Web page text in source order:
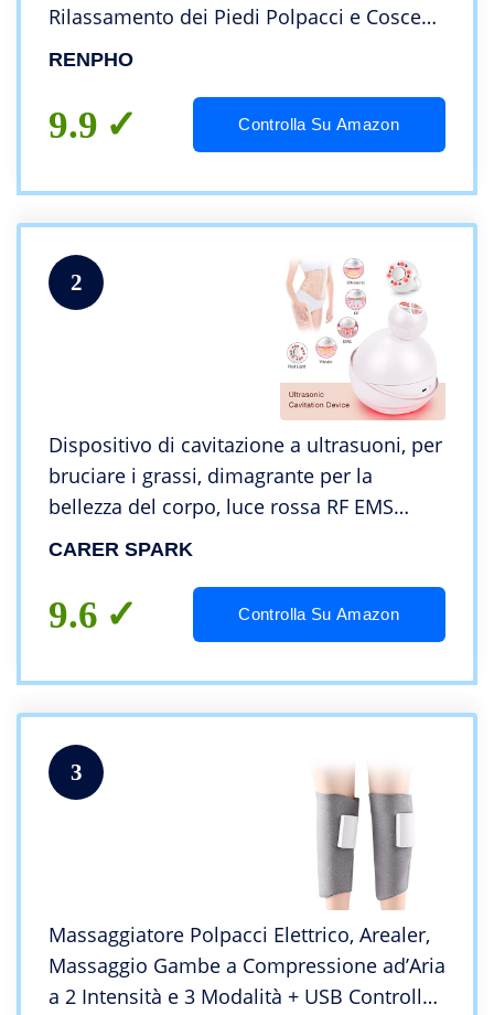
Rilassamento dei Piedi Polpacci e Cosce
con Telecomando 6 Modalità 4 Intensità,
Edema
RENPHO
9.9 Controlla Su Amazon
2
Dispositivo di cavitazione a ultrasuoni, per
bruciare i grassi, dimagrante per la
bellezza del corpo, luce rossa RF EMS
vibrazione Sonic 4 in 1
CARER SPARK
9.6 Controlla Su Amazon
3
Massaggiatore Polpacci Elettrico, Arealer,
Massaggio Gambe a Compressione ad’Aria
a 2 Intensità e 3 Modalità + USB Controllo,